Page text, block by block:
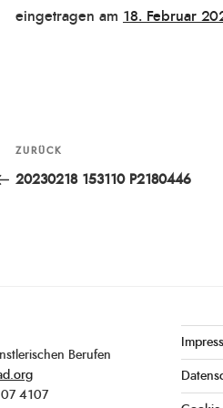
eingetragen am Veröffentlicht
18. Februar
Beitragsnavigation
Vorheriger
Beitrag
ZURÜCK
20230218 153110 P2180446
Berufen
4107